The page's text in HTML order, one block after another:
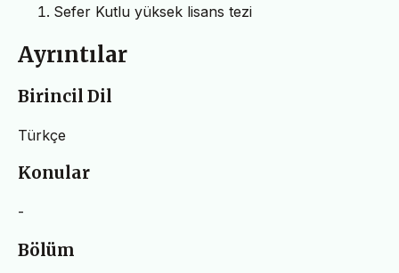
Sefer Kutlu yüksek lisans tezi
Ayrıntılar
Birincil Dil
Türkçe
Konular
-
Bölüm